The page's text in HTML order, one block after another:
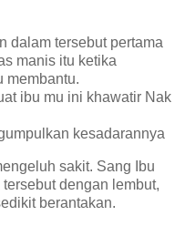
dalam tersebut pertama
manis itu ketika
membantu.
ibu mu ini khawatir Nak
kesadarannya
sakit. Sang Ibu
dengan lembut,
berantakan.